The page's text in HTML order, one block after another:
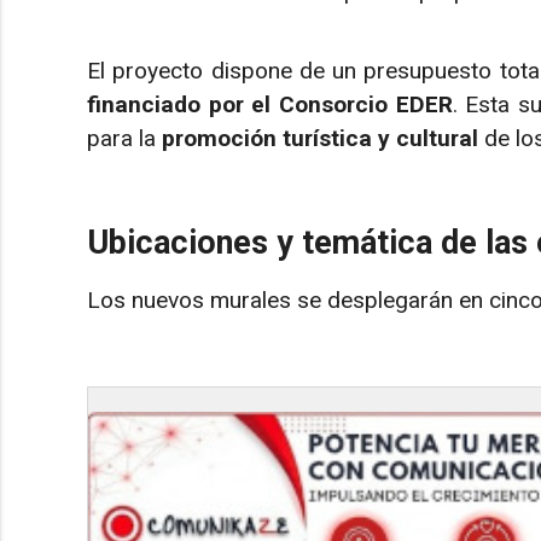
El proyecto dispone de un presupuesto
financiado por el Consorcio EDER. Esta
para la promoción turística y cultural de
Ubicaciones y temática de las
Los nuevos murales se desplegarán en